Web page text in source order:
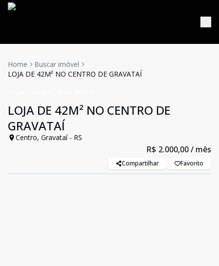
Home
Buscar imóvel
LOJA DE 42M² NO CENTRO DE GRAVATAÍ
LOJA DE 42M² NO CENTRO DE
GRAVATAÍ
Centro, Gravataí - RS
R$ 2.000,00/ mês
Compartilhar Favorito